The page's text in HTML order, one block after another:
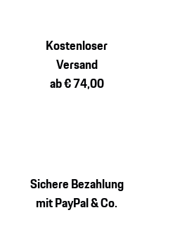
Kostenloser
Versand
ab € 74,00
Sichere Bezahlung
mit PayPal & Co.